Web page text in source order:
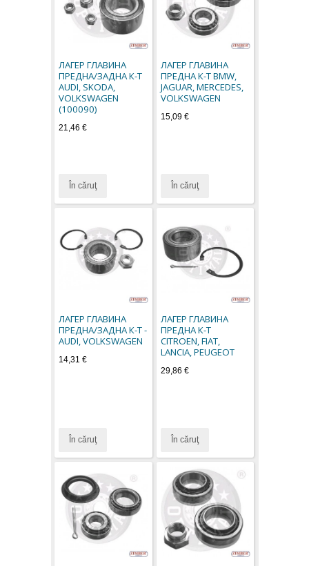
ЛАГЕР ГЛАВИНА
ПРЕДНА/ЗАДНА К-Т
AUDI, SKODA,
VOLKSWAGEN
(100090)
21,46 €
În căruţ
ЛАГЕР ГЛАВИНА
ПРЕДНА К-Т BMW,
JAGUAR, MERCEDES,
VOLKSWAGEN
15,09 €
În căruţ
ЛАГЕР ГЛАВИНА
ПРЕДНА/ЗАДНА К-Т -
AUDI, VOLKSWAGEN
14,31 €
În căruţ
ЛАГЕР ГЛАВИНА
ПРЕДНА К-Т
CITROEN, FIAT,
LANCIA, PEUGEOT
29,86 €
În căruţ